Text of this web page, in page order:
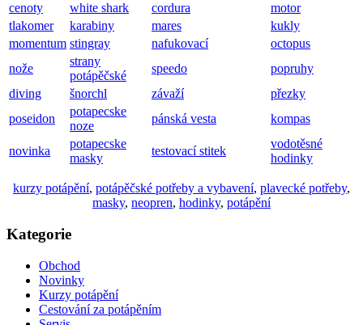
cenoty
white shark cordura
motor
tlakomer
karabiny mares
kukly
momentum stingray nafukovací
octopus
nože
strany
potápěčské
speedo
popruhy
diving
šnorchl závaží
přezky
poseidon
potapecske
noze
pánská vesta kompas
novinka
potapecske
masky
testovací stitek
vodotěsné
hodinky
kurzy potápění, potápěčské potřeby a vybavení, plavecké potřeby,
masky, neopren, hodinky, potápění
Kategorie
Obchod
Novinky
Kurzy potápění
Cestování za potápěním